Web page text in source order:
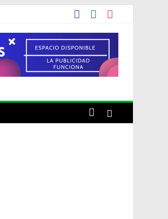
conveniencia propia?»